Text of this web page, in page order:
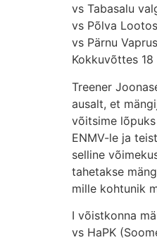
vs Tabasalu
vs Põlva
vs Pärnu
Kokkuvõttes
Treener
ausalt, et
võitsime
ENMV-le ja
selline
tahetakse
mille kohtunik
I võistkonna
vs HaPK